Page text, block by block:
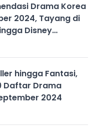
Drama Korea
2024, Tayang di
Disney
hingga Fantasi,
Daftar Drama
2024